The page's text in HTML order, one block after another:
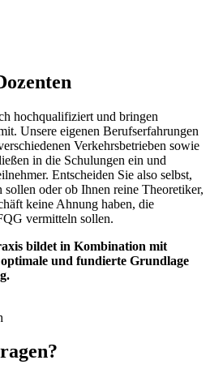
hochqualifiziert und bringen
Unsere eigenen Berufserfahrungen
Verkehrsbetrieben sowie
in die Schulungen ein und
Entscheiden Sie also selbst,
oder ob Ihnen reine Theoretiker,
keine Ahnung haben, die
vermitteln sollen.
bildet in Kombination mit
und fundierte Grundlage